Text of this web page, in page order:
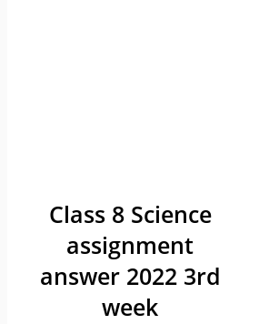
Class 8 Science
assignment
answer 2022 3rd
week